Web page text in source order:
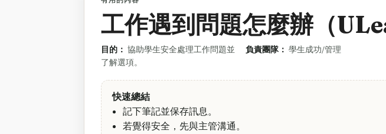
工作遇到問題怎麼辦（
目的： 協助學生安全處理工作問題並
了解選項。
負責團隊： 學生成功/管理
快速總結
記下筆記並保存訊息。
若覺得安全，先與主管溝通。